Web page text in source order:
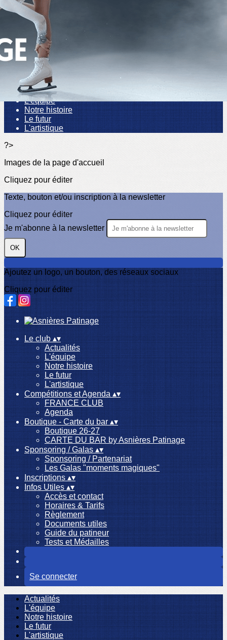
Exporter les lignes sélectionnées
Exporter toutes les colonnes
Exporter uniquement les colonnes affichées
Menu
<
Actualités
L'équipe
Notre histoire
Le futur
L'artistique
?>
Images de la page d'accueil
Cliquez pour éditer
Texte, bouton et/ou inscription à la newsletter
Cliquez pour éditer
Je m'abonne à la newsletter
OK
Ajoutez un logo, un bouton, des réseaux sociaux
Cliquez pour éditer
Le club ▴▾
Actualités
L'équipe
Notre histoire
Le futur
L'artistique
Compétitions et Agenda ▴▾
FRANCE CLUB
Agenda
Boutique - Carte du bar ▴▾
Boutique 26-27
CARTE DU BAR by Asnières Patinage
Sponsoring / Galas ▴▾
Sponsoring / Partenariat
Les Galas "moments magiques"
Inscriptions ▴▾
Infos Utiles ▴▾
Accès et contact
Horaires & Tarifs
Règlement
Documents utiles
Guide du patineur
Tests et Médailles
Se connecter
Actualités
L'équipe
Notre histoire
Le futur
L'artistique